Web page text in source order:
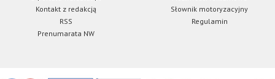
Kontakt z redakcją
Słownik motoryzacyjny
RSS
Regulamin
Prenumarata NW